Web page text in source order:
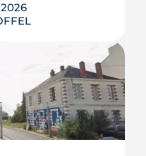
fait produire de
» à un